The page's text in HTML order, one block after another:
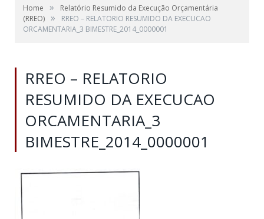
Home »
Relatório Resumido da Execução Orçamentária
(RREO) »
RREO – RELATORIO RESUMIDO DA EXECUCAO
ORCAMENTARIA_3 BIMESTRE_2014_0000001
RREO – RELATORIO
RESUMIDO DA EXECUCAO
ORCAMENTARIA_3
BIMESTRE_2014_0000001